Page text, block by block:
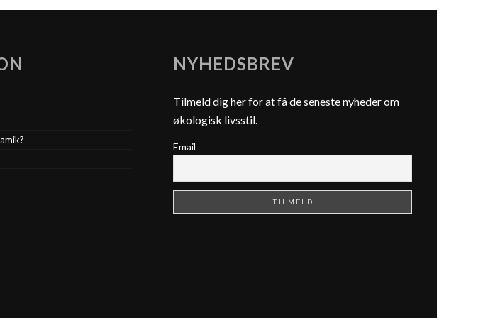
NYHEDSBREV
Tilmeld dig her for at få de seneste nyheder om
økologisk livsstil.
Email